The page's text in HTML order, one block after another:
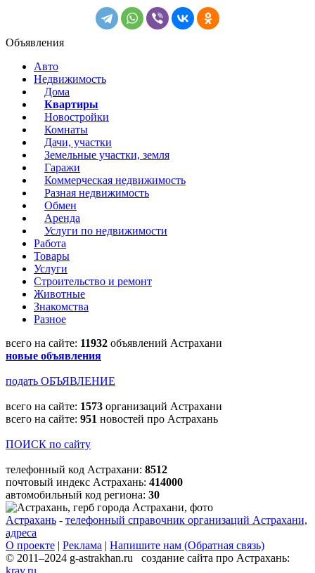
Объявления
Авто
Недвижимость
Дома
Квартиры
Новостройки
Комнаты
Дачи, участки
Земельные участки, земля
Гаражи
Коммерческая недвижимость
Разная недвижимость
Обмен
Аренда
Услуги по недвижимости
Работа
Товары
Услуги
Строительство и ремонт
Животные
Знакомства
Разное
всего на сайте: 11932 объявлений Астрахани
новые объявления
подать ОБЪЯВЛЕНИЕ
всего на сайте: 1573 организаций Астрахани
всего на сайте: 951 новостей про Астрахань
ПОИСК по сайту
телефонный код Астрахани: 8512
почтовый индекс Астрахань: 414000
автомобильный код региона: 30
Астрахань - телефонный справочник организаций Астрахани,
адреса
О проекте | Реклама | Напишите нам (Обратная связь)
© 2011–2024 g-astrakhan.ru создание сайта про Астрахань:
krav.ru